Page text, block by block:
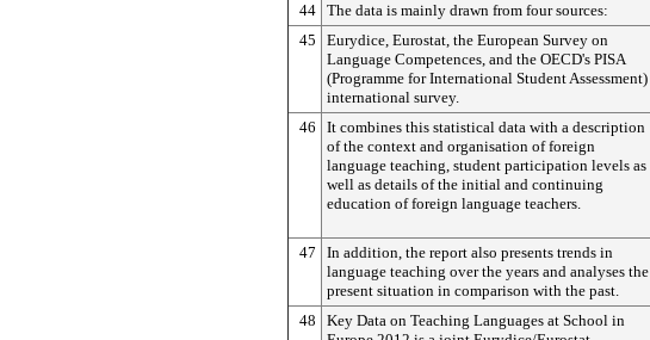
44 The data is mainly drawn from four sources:
45
Eurydice, Eurostat, the European Survey on
Language Competences, and the OECD's PISA
(Programme for International Student Assessment)
international survey.
46
It combines this statistical data with a description
of the context and organisation of foreign
language teaching, student participation levels as
well as details of the initial and continuing
education of foreign language teachers.
47
In addition, the report also presents trends in
language teaching over the years and analyses the
present situation in comparison with the past.
48
Key Data on Teaching Languages at School in